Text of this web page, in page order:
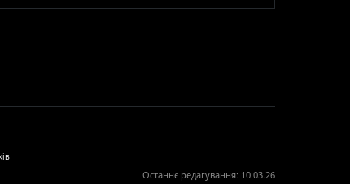
Останнє редагування: 10.03.26